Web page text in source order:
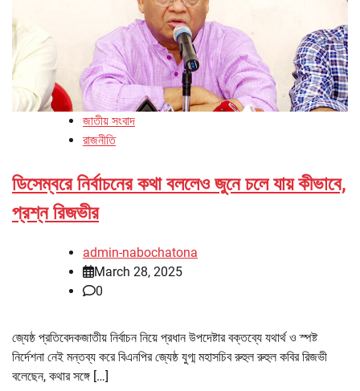
জাতীয় সংবাদ
রাজনীতি
ডিসেম্বরে নির্বাচনের কথা বললেও জুনে চলে যায় কীভাবে,
প্রশ্ন রিজভীর
admin-nabochatona
March 28, 2025
0
জ্যেষ্ঠ প্রতিবেদকজাতীয় নির্বাচন নিয়ে প্রধান উপদেষ্টার বক্তব্যে যথার্থ ও স্পষ্ট
নির্দেশনা নেই মন্তব্য করে বিএনপির জ্যেষ্ঠ যুগ্ম মহাসচিব রুহুল রুহুল কবির রিজভী
বলেছেন, কথার সঙ্গে […]